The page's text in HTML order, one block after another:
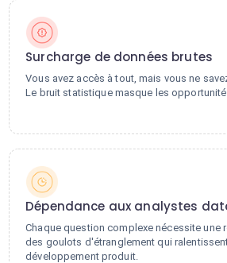
Surcharge de données brutes
Vous avez accès à tout, mais vous ne
Le bruit statistique masque les
Dépendance aux analystes
Chaque question complexe nécessite une
des goulots d'étranglement qui
développement produit.